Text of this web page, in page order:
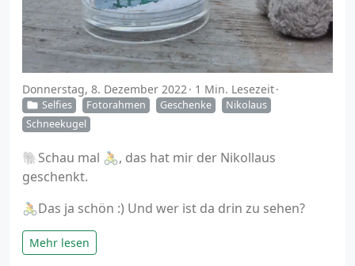
Donnerstag, 8. Dezember 2022 1 Min. Lesezeit
Selfies Fotorahmen Geschenke
Nikolaus
Schneekugel
🐘Schau mal 🚴, das hat mir der Nikollaus
geschenkt.
🚴Das ja schön :) Und wer ist da drin zu sehen?
Mehr lesen